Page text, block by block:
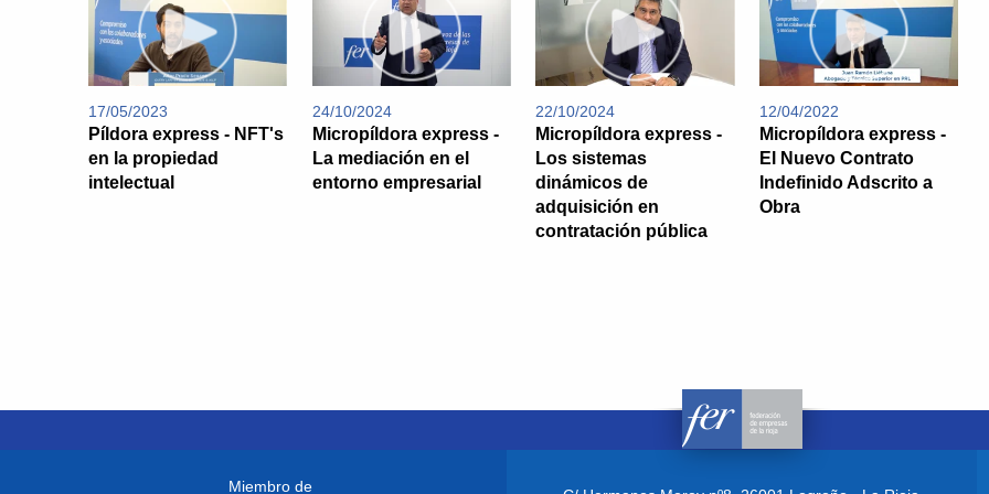
17/05/2023
Píldora express - NFT's
en la propiedad
intelectual
24/10/2024
Micropíldora express -
La mediación en el
entorno empresarial
22/10/2024
Micropíldora express -
Los sistemas
dinámicos de
adquisición en
contratación pública
12/04/2022
Micropíldora express -
El Nuevo Contrato
Indefinido Adscrito a
Obra
Miembro de